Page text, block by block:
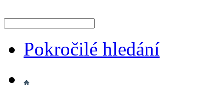
Pokročilé hledání